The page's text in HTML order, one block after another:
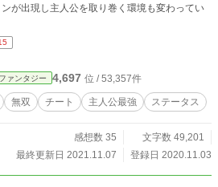
が出現し主人公を取り巻く環境も変わってい
ファンタジー 4,697 位 / 53,357件
無双 チート 主人公最強 ステータス
感想数 35
文字数 49,201
最終更新日 2021.11.07
登録日 2020.11.03